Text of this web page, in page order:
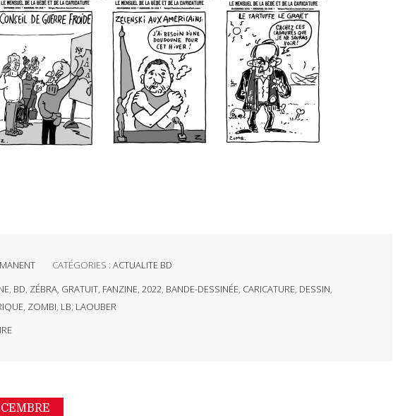
CATÉGORIES :ACTUALITE BD
, BD ZÉBRA, GRATUIT, FANZINE, 2022 BANDE-DESSINÉE, CARICATURE, DESSIN
, ZOMBI LB LAOUBER